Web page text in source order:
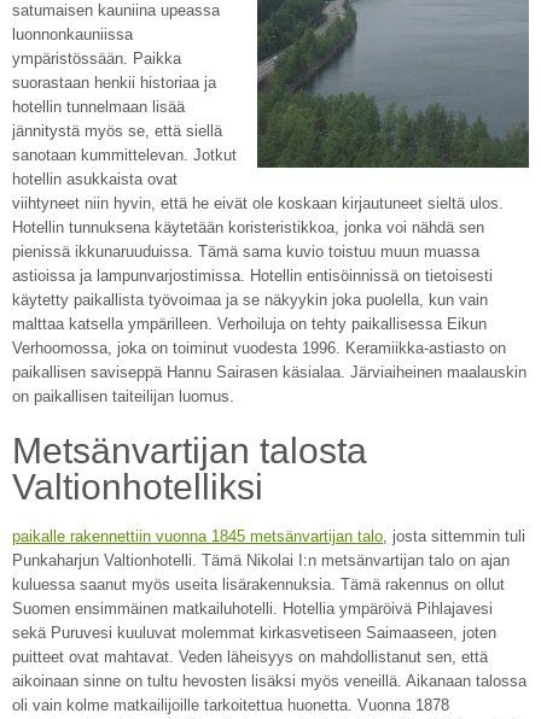
satumaisen kauniina upeassa
luonnonkauniissa
ympäristössään. Paikka
suorastaan henkii historiaa ja
hotellin tunnelmaan lisää
jännitystä myös se, että siellä
sanotaan kummittelevan. Jotkut
hotellin asukkaista ovat
viihtyneet niin hyvin, että he eivät ole koskaan kirjautuneet sieltä ulos.
Hotellin tunnuksena käytetään koristeristikkoa, jonka voi nähdä sen
pienissä ikkunaruuduissa. Tämä sama kuvio toistuu muun muassa
astioissa ja lampunvarjostimissa. Hotellin entisöinnissä on tietoisesti
käytetty paikallista työvoimaa ja se näkyykin joka puolella, kun vain
malttaa katsella ympärilleen. Verhoiluja on tehty paikallisessa Eikun
Verhoomossa, joka on toiminut vuodesta 1996. Keramiikka-astiasto on
paikallisen saviseppä Hannu Sairasen käsialaa. Järviaiheinen maalauskin
on paikallisen taiteilijan luomus.
Metsänvartijan talosta
Valtionhotelliksi
paikalle rakennettiin vuonna 1845 metsänvartijan talo, josta sittemmin tuli
Punkaharjun Valtionhotelli. Tämä Nikolai I:n metsänvartijan talo on ajan
kuluessa saanut myös useita lisärakennuksia. Tämä rakennus on ollut
Suomen ensimmäinen matkailuhotelli. Hotellia ympäröivä Pihlajavesi
sekä Puruvesi kuuluvat molemmat kirkasvetiseen Saimaaseen, joten
puitteet ovat mahtavat. Veden läheisyys on mahdollistanut sen, että
aikoinaan sinne on tultu hevosten lisäksi myös veneillä. Aikanaan talossa
oli vain kolme matkailijoille tarkoitettua huonetta. Vuonna 1878